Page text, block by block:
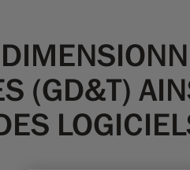
(GD&T)